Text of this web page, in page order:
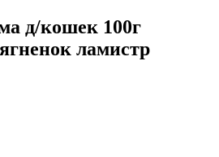
д/кошек 100г
ламистр